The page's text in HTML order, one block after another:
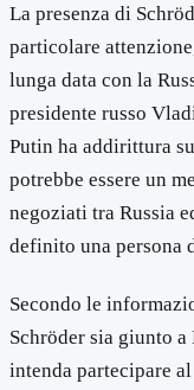
La presenza di
particolare
lunga data con la
presidente russo
Putin ha addirittura
potrebbe essere un
negoziati tra Russia
definito una persona
Secondo le
Schröder sia giunto
intenda partecipare